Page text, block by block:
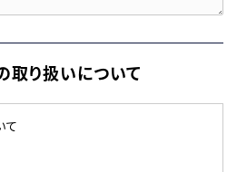
取り扱いについて
て